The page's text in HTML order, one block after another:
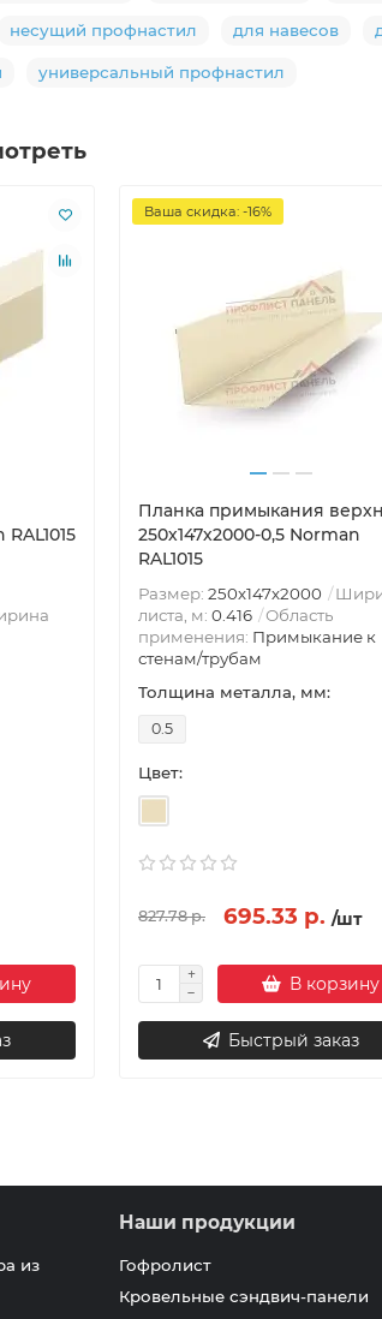
несущий профнастил для навесов
универсальный профнастил
Ваша скидка: -16%
Планка примыкания
250х147х2000-0,5 Norman
RAL1015
Размер: 250х147х2000
листа, м: 0.416
Область
применения: Примыкание к
стенам/трубам
Толщина металла, мм:
0.5
Цвет:
827.78 р. 695.33 р. /шт
В корзину
Быстрый заказ
из
Наши продукции
Гофролист
Кровельные сэндвич-панели